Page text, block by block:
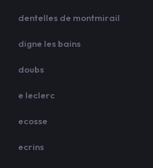
dentelles de montmirail
digne les bains
doubs
e leclerc
ecosse
ecrins